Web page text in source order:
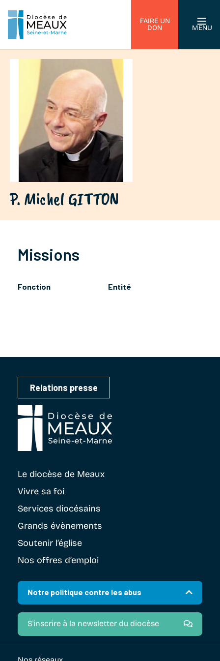
FAIRE UN
DON
MENU
P. Michel GITTON
Missions
Fonction Entité
Relations presse
Le diocèse de Meaux
Vivre sa foi
Services diocésains
Grands évènements
Soutenir l’église
Nos offres d’emploi
Notre politique contre les abus
S'inscrire à la newsletter du diocèse